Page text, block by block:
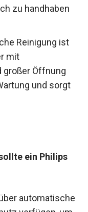
zu handhaben
Reinigung ist
mit
großer Öffnung
und sorgt
ein Philips
automatische